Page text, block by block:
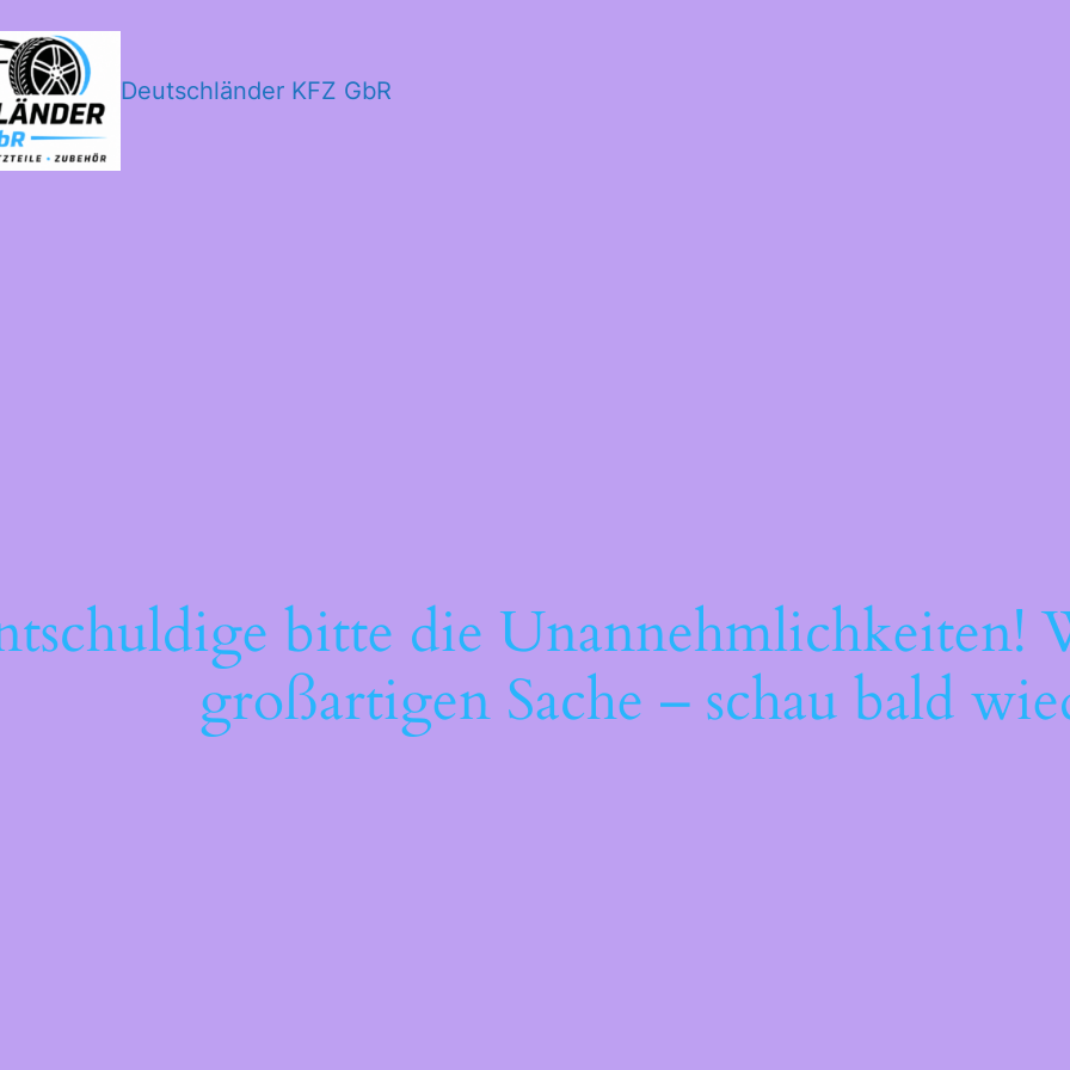
Deutschländer KFZ GbR
bitte die Unannehmlichkeiten!
großartigen Sache – schau bald